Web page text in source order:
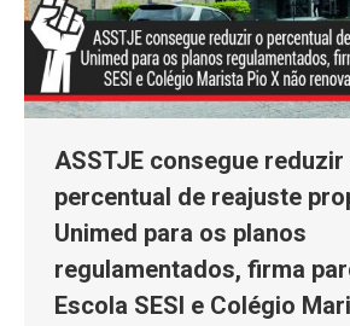
ASSTJE consegue reduzir
percentual de reajuste
Unimed para os planos
regulamentados, firma
Escola SESI e Colégio